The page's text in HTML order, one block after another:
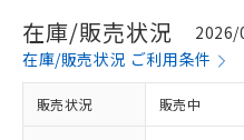
在庫/販売状況
2026/
在庫/販売状況 ご利用条件
販売状況 販売中